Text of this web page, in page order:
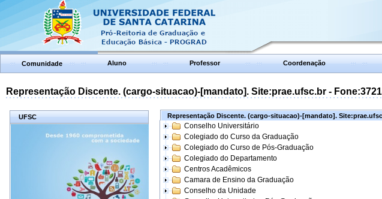
Comunidade Aluno Professor Coordenação
Representação Discente. (cargo-situacao)-[mandato]. Site:prae.ufsc.br -
UFSC Representação Discente. (cargo-situacao)-[mandato].
Conselho Universitário
Colegiado do Curso da Graduação
Colegiado do Curso de Pós-Graduação
Colegiado do Departamento
Centros Acadêmicos
Camara de Ensino da Graduação
Conselho da Unidade